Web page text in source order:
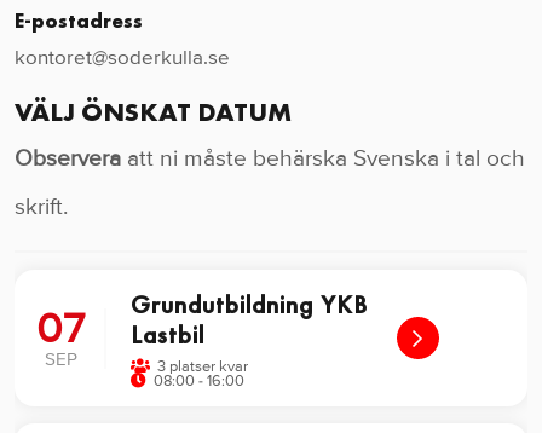
E-postadress
kontoret@soderkulla.se
VÄLJ ÖNSKAT DATUM
Observera att ni måste behärska Svenska i tal och
skrift.
07
SEP
Grundutbildning YKB
Lastbil
3 platser kvar
08:00 - 16:00